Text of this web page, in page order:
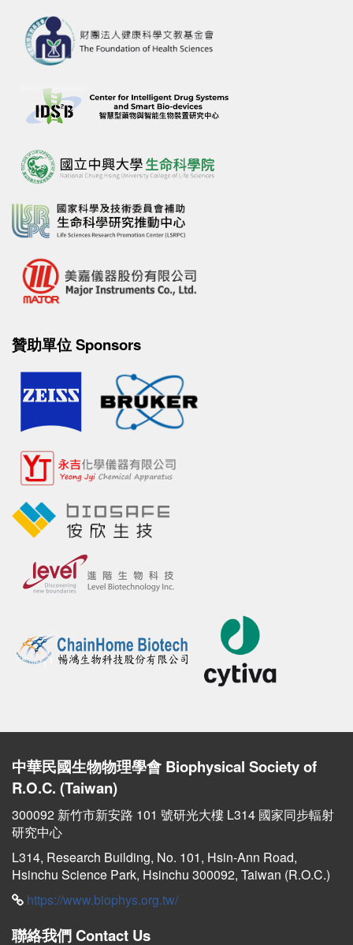
贊助單位 Sponsors
中華民國生物物理學會 Biophysical Society of
R.O.C. (Taiwan)
300092 新竹市新安路 101 號研光大樓 L314 國家同步輻射
研究中心
L314, Research Building, No. 101, Hsin-Ann Road,
Hsinchu Science Park, Hsinchu 300092, Taiwan (R.O.C.)
https://www.biophys.org.tw/
聯絡我們 Contact Us